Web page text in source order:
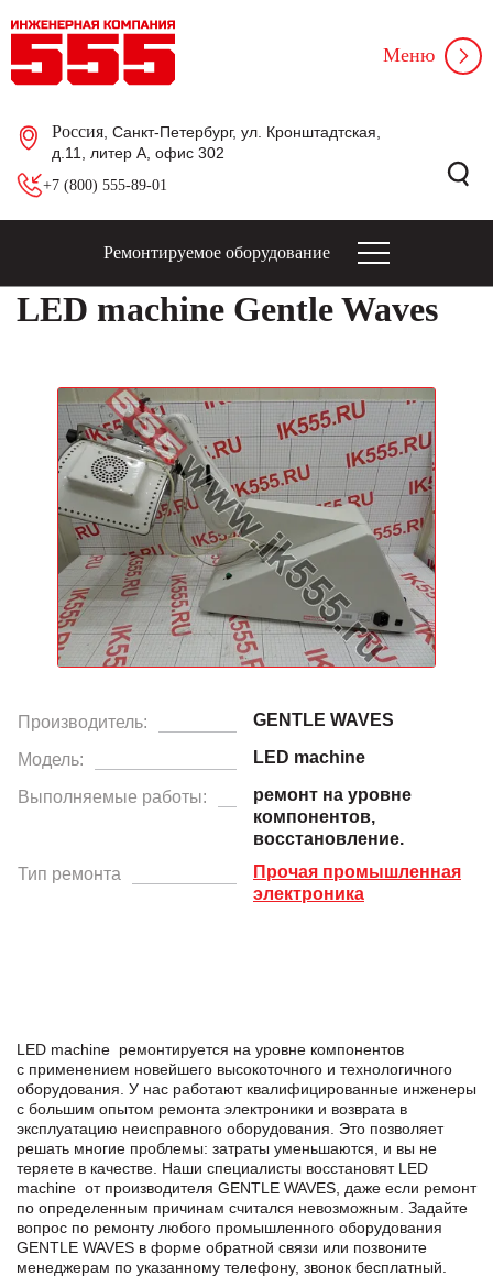
Россия , Санкт-Петербург, ул. Кронштадтская,
д.11, литер А, офис 302
+7 (800) 555-89-01
Меню
Ремонтируемое оборудование
LED machine Gentle Waves
Производитель: GENTLE WAVES
Модель: LED machine
Выполняемые работы:
ремонт на уровне
компонентов,
восстановление.
Тип ремонта
Прочая промышленная
электроника
LED machine ремонтируется на уровне компонентов
с применением новейшего высокоточного и технологичного
оборудования. У нас работают квалифицированные инженеры
с большим опытом ремонта электроники и возврата в
эксплуатацию неисправного оборудования. Это позволяет
решать многие проблемы: затраты уменьшаются, и вы не
теряете в качестве. Наши специалисты восстановят LED
machine от производителя GENTLE WAVES, даже если ремонт
по определенным причинам считался невозможным. Задайте
вопрос по ремонту любого промышленного оборудования
GENTLE WAVES в формe обратной связи или позвоните
менеджерам по указанному телефону, звонок бесплатный.